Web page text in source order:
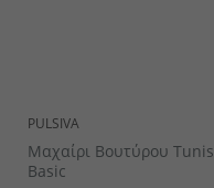
PULSIVA
Μαχαίρι Βουτύρου Tunis
Basic